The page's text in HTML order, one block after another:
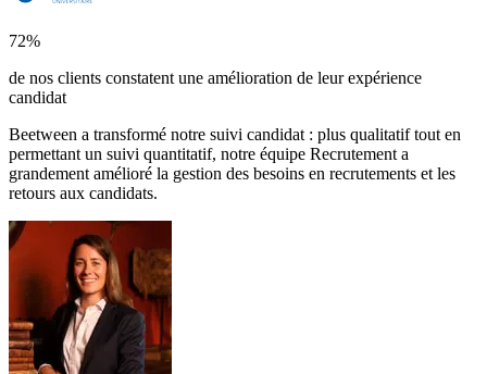
72%
de nos clients constatent une amélioration de leur expérience
candidat
Beetween a transformé notre suivi candidat : plus qualitatif tout en
permettant un suivi quantitatif, notre équipe Recrutement a
grandement amélioré la gestion des besoins en recrutements et les
retours aux candidats.